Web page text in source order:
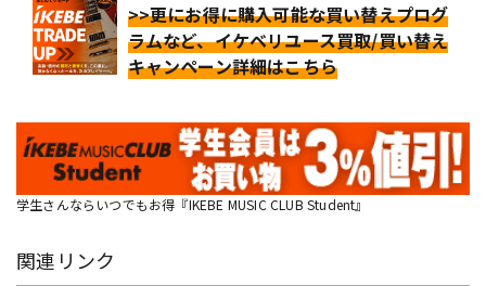
>>更にお得に購入可能な買い替えプログ
ラムなど、イケベリユース買取/買い替え
キャンペーン詳細はこちら
学生さんならいつでもお得『IKEBE MUSIC CLUB Student』
関連リンク